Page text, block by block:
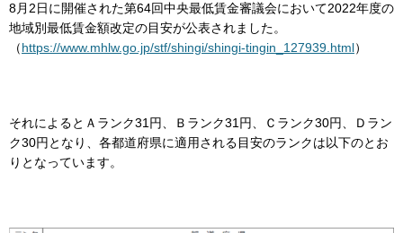
8月2日に開催された第64回中央最低賃金審議会において2022年度の
地域別最低賃金額改定の目安が公表されました。
（https://www.mhlw.go.jp/stf/shingi/shingi-tingin_127939.html）
それによるとＡランク31円、Ｂランク31円、Ｃランク30円、Ｄラン
ク30円となり、各都道府県に適用される目安のランクは以下のとお
りとなっています。